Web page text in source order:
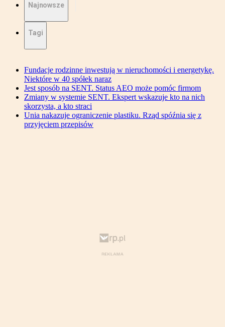
Najnowsze
Tagi
Fundacje rodzinne inwestują w nieruchomości i energetykę.
Niektóre w 40 spółek naraz
Jest sposób na SENT. Status AEO może pomóc firmom
Zmiany w systemie SENT. Ekspert wskazuje kto na nich
skorzysta, a kto straci
Unia nakazuje ograniczenie plastiku. Rząd spóźnia się z
przyjęciem przepisów